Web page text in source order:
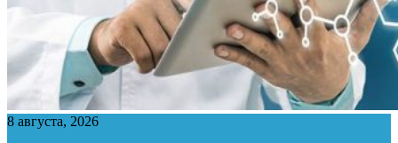
8 августа, 2026